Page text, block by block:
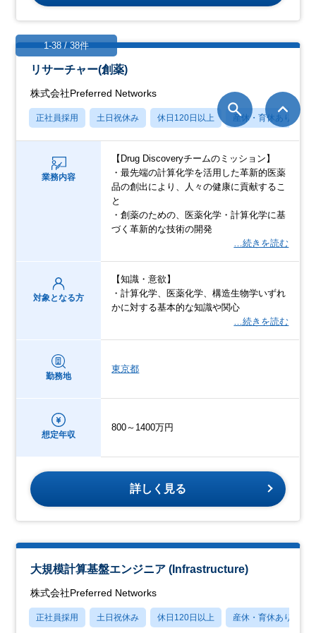
リサーチャー(創薬)
株式会社Preferred Networks
正社員採用 土日祝休み 休日120日以上 産休・育休あり
業務内容
【Drug Discoveryチームのミッション】
・最先端の計算化学を活用した革新的医薬
品の創出により、人々の健康に貢献するこ
と
・創薬のための、医薬化学・計算化学に基
づく革新的な技術の開発
…続きを読む
対象となる方
【知識・意欲】
・計算化学、医薬化学、構造生物学いずれ
かに対する基本的な知識や関心
…続きを読む
勤務地
東京都
想定年収
800～1400万円
詳しく見る
大規模計算基盤エンジニア (Infrastructure)
株式会社Preferred Networks
正社員採用 土日祝休み 休日120日以上 産休・育休あり
1-38 / 38件